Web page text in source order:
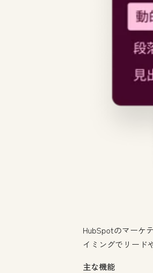
HubSpotのマーケ
イミングでリード
主な機能